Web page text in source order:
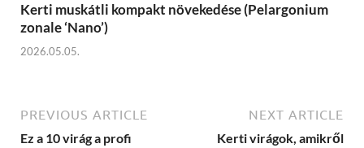
Kerti muskátli kompakt növekedése (Pelargonium
zonale ‘Nano’)
2026.05.05.
PREVIOUS ARTICLE
Ez a 10 virág a profi
NEXT ARTICLE
Kerti virágok, amikről